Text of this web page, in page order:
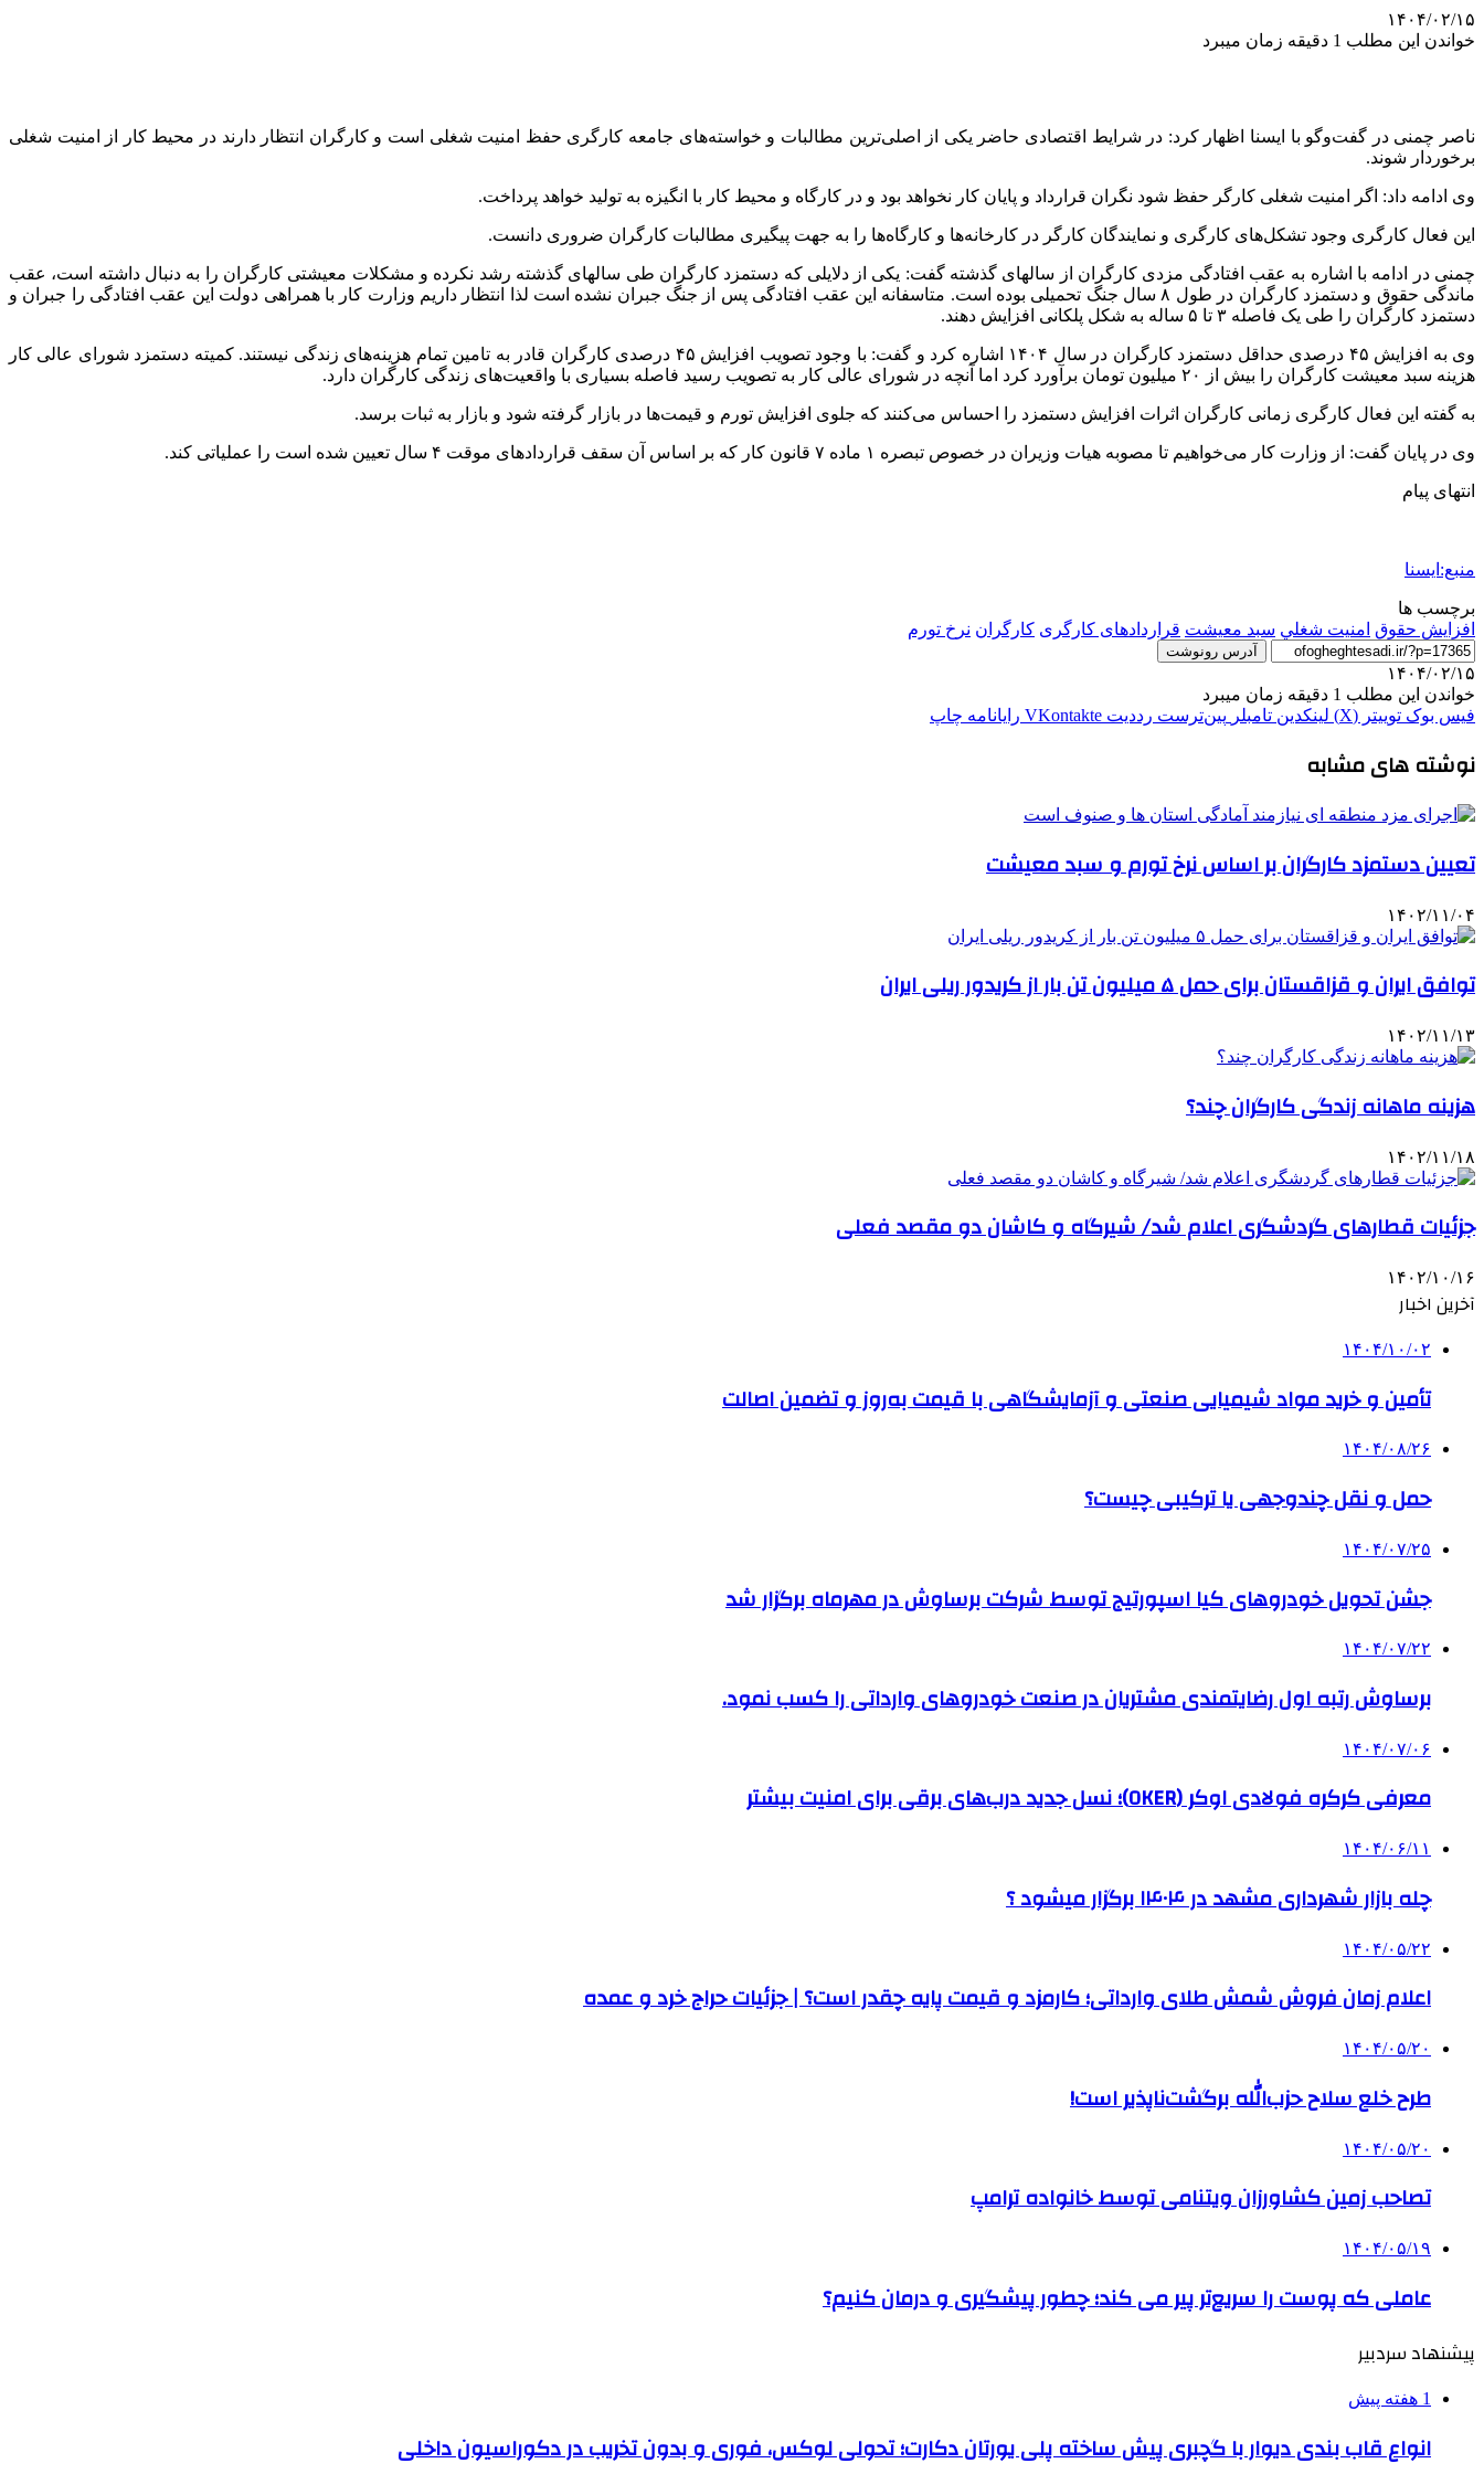
۱۴۰۴/۰۲/۱۵
خواندن این مطلب 1 دقیقه زمان میبرد
ناصر چمنی در گفت‌وگو با ایسنا اظهار کرد: در شرایط اقتصادی حاضر یکی از اصلی‌ترین مطالبات و خواسته‌های جامعه کارگری حفظ امنیت شغلی است و کارگران انتظار دارند در محیط کار از امنیت شغلی
برخوردار شوند.
وی ادامه داد: اگر امنیت شغلی کارگر حفظ شود نگران قرارداد و پایان کار نخواهد بود و در کارگاه و محیط کار با انگیزه به تولید خواهد پرداخت.
این فعال کارگری وجود تشکل‌های کارگری و نمایندگان کارگر در کارخانه‌ها و کارگاه‌ها را به جهت پیگیری مطالبات کارگران ضروری دانست.
چمنی در ادامه با اشاره به عقب افتادگی مزدی کارگران از سالهای گذشته گفت: یکی از دلایلی که دستمزد کارگران طی سالهای گذشته رشد نکرده و مشکلات معیشتی کارگران را به دنبال داشته است، عقب
ماندگی حقوق و دستمزد کارگران در طول ۸ سال جنگ تحمیلی بوده است. متاسفانه این عقب افتادگی پس از جنگ جبران نشده است لذا انتظار داریم وزارت کار با همراهی دولت این عقب افتادگی را جبران و
دستمزد کارگران را طی یک فاصله ۳ تا ۵ ساله به شکل پلکانی افزایش دهند.
وی به افزایش ۴۵ درصدی حداقل دستمزد کارگران در سال ۱۴۰۴ اشاره کرد و گفت: با وجود تصویب افزایش ۴۵ درصدی کارگران قادر به تامین تمام هزینه‌های زندگی نیستند. کمیته دستمزد شورای عالی کار
هزینه سبد معیشت کارگران را بیش از ۲۰ میلیون تومان برآورد کرد اما آنچه در شورای عالی کار به تصویب رسید فاصله بسیاری با واقعیت‌های زندگی کارگران دارد.
به گفته این فعال کارگری زمانی کارگران اثرات افزایش دستمزد را احساس می‌کنند که جلوی افزایش تورم و قیمت‌ها در بازار گرفته شود و بازار به ثبات برسد.
وی در پایان گفت: از وزارت کار می‌خواهیم تا مصوبه هیات وزیران در خصوص تبصره ۱ ماده ۷ قانون کار که بر اساس آن سقف قراردادهای موقت ۴ سال تعیین شده است را عملیاتی کند.
انتهای پیام
منبع:ایسنا
برچسب ها
افزايش حقوق امنيت شغلي سبد معیشت قراردادهای کارگری کارگران نرخ تورم
آدرس رونوشت
۱۴۰۴/۰۲/۱۵
خواندن این مطلب 1 دقیقه زمان میبرد
فیس بوک توییتر (X) لینکدین ‫تامبلر ‫پین‌ترست ‫رددیت ‫VKontakte رایانامه چاپ
نوشته های مشابه
تعیین دستمزد کارگران بر اساس نرخ تورم و سبد معیشت
۱۴۰۲/۱۱/۰۴
توافق ایران و قزاقستان برای حمل ۵ میلیون تن بار از کریدور ریلی ایران
۱۴۰۲/۱۱/۱۳
هزینه ماهانه زندگی کارگران چند؟
۱۴۰۲/۱۱/۱۸
جزئیات قطارهای گردشگری اعلام شد/ شیرگاه و کاشان دو مقصد فعلی
۱۴۰۲/۱۰/۱۶
آخرین اخبار
۱۴۰۴/۱۰/۰۲
تأمین و خرید مواد شیمیایی صنعتی و آزمایشگاهی با قیمت به‌روز و تضمین اصالت
۱۴۰۴/۰۸/۲۶
حمل و نقل چندوجهی یا ترکیبی چیست؟
۱۴۰۴/۰۷/۲۵
جشن تحویل خودروهای کیا اسپورتیج توسط شرکت برساوش در مهرماه برگزار شد
۱۴۰۴/۰۷/۲۲
برساوش رتبه اول رضایتمندی مشتریان در صنعت خودروهای وارداتی را کسب نمود.
۱۴۰۴/۰۷/۰۶
معرفی کرکره فولادی اوکر (OKER)؛ نسل جدید درب‌های برقی برای امنیت بیشتر
۱۴۰۴/۰۶/۱۱
چله بازار شهرداری مشهد در ۱۴۰۴ برگزار میشود ؟
۱۴۰۴/۰۵/۲۲
اعلام زمان فروش شمش طلای وارداتی؛ کارمزد و قیمت پایه چقدر است؟ | جزئیات حراج خرد و عمده
۱۴۰۴/۰۵/۲۰
طرح خلع سلاح حزب‌الله برگشت‌ناپذیر است!
۱۴۰۴/۰۵/۲۰
تصاحب زمین کشاورزان ویتنامی توسط خانواده ترامپ
۱۴۰۴/۰۵/۱۹
عاملی که پوست را سریع‌تر پیر می کند؛ چطور پیشگیری و درمان کنیم؟
پیشنهاد سردبیر
1 هفته پیش
انواع قاب بندی دیوار با گچبری پیش ساخته پلی یورتان دکارت؛ تحولی لوکس، فوری و بدون تخریب در دکوراسیون داخلی